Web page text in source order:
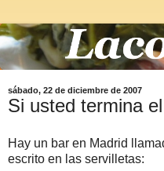
sábado, 22 de diciembre de 2007
Si usted termina
Hay un bar en Madrid
escrito en las servilletas: